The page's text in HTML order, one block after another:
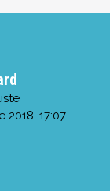
17:07